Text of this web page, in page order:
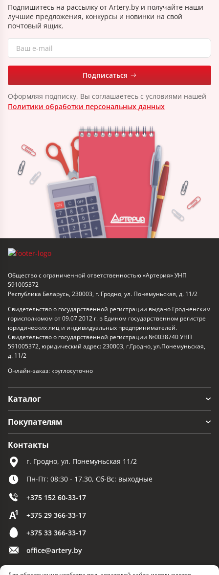
Подпишитесь на рассылку от Artery.by и получайте наши
лучшие предложения, конкурсы и новинки на свой
почтовый ящик.
Подписаться
Оформляя подписку, Вы соглашаетесь с условиями нашей
Политики обработки персональных данных
Общество с ограниченной ответственностью «Артерия» УНП
591005372
Республика Беларусь, 230003, г. Гродно, ул. Понемуньская, д. 11/2
Свидетельство о государственной регистрации выдано Гродненским
горисполкомом от 09.07.2012 г. в Едином государственном регистре
юридических лиц и индивидуальных предпринимателей.
Свидетельство о государственной регистрации №0038740 УНП
591005372, юридический адрес: 230003, г.Гродно, ул.Понемуньская,
д. 11/2
Онлайн-заказ: круглосуточно
Каталог
Покупателям
Контакты
г. Гродно, ул. Понемуньская 11/2
Пн-Пт: 08:30 - 17.30, Сб-Вс: выходные
+375 152 60-33-17
+375 29 366-33-17
+375 33 366-33-17
office@artery.by